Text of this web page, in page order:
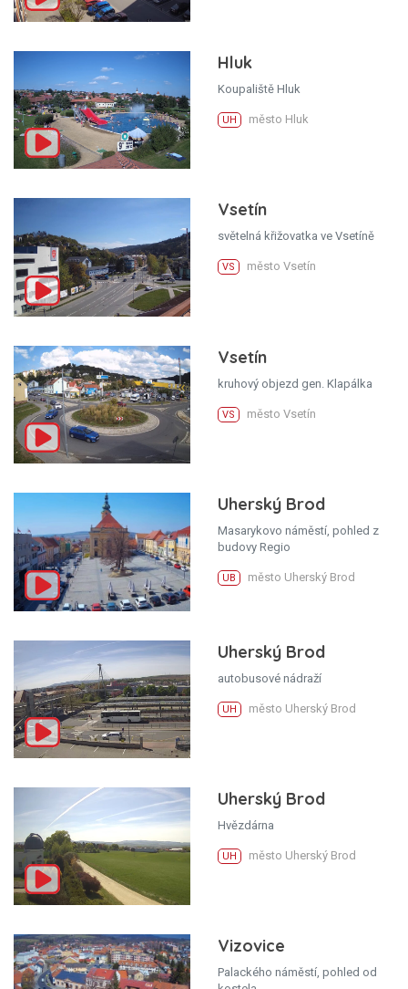
Hluk
Koupaliště Hluk
UH město Hluk
Vsetín
světelná křižovatka ve Vsetíně
VS město Vsetín
Vsetín
kruhový objezd gen. Klapálka
VS město Vsetín
Uherský Brod
Masarykovo náměstí, pohled z
budovy Regio
UB město Uherský Brod
Uherský Brod
autobusové nádraží
UH město Uherský Brod
Uherský Brod
Hvězdárna
UH město Uherský Brod
Vizovice
Palackého náměstí, pohled od